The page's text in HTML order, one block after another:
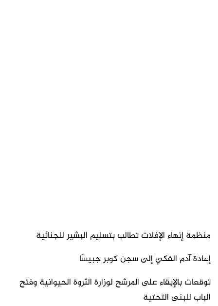
منظمة إنهاء الإفلات تطالب بتسليم البشير للجنائية
إعادة آدم الفكي إلى سجن كوبر جبيسًا
توقعات بالإبقاء على المرشح لوزارة الثروة الحيوانية وفتح
الباب للبنى التحتية